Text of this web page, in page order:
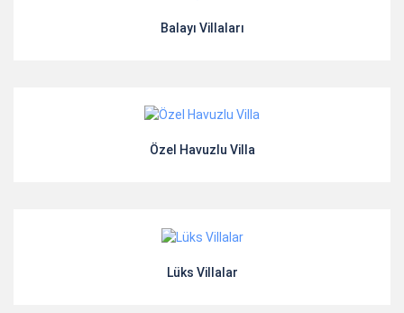
Balayı Villaları
Özel Havuzlu Villa
Lüks Villalar